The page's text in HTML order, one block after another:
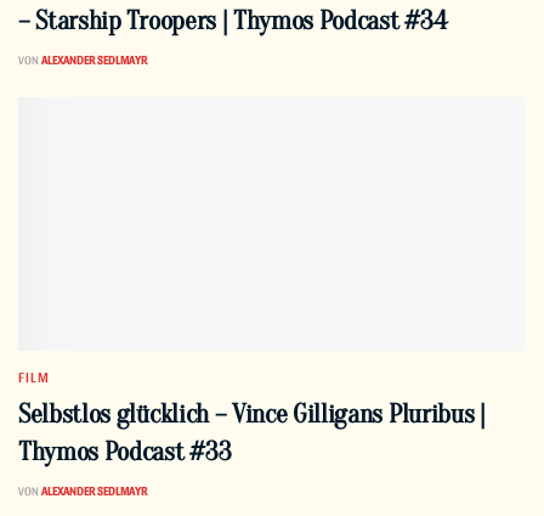
– Starship Troopers | Thymos Podcast #34
VON ALEXANDER SEDLMAYR
FILM
Selbstlos glücklich – Vince Gilligans Pluribus |
Thymos Podcast #33
VON ALEXANDER SEDLMAYR